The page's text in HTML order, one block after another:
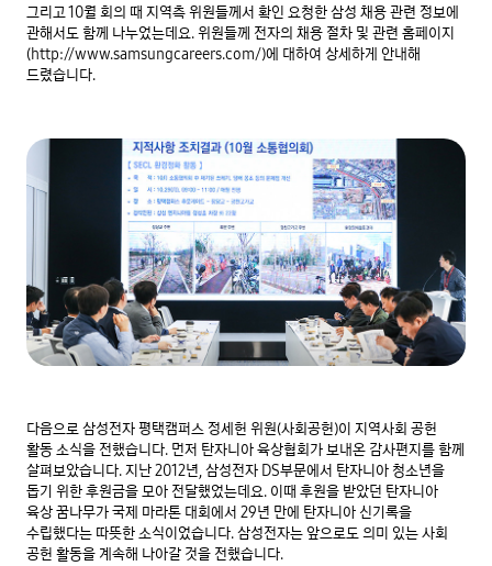
그리고 10월 회의 때 지역측 위원들께서 확인 요청한 삼성 채용 관련 정보에
관해서도 함께 나누었는데요. 위원들께 전자의 채용 절차 및 관련 홈페이지
(http://www.samsungcareers.com/)에 대하여 상세하게 안내해
드렸습니다.
다음으로 삼성전자 평택캠퍼스 정세헌 위원(사회공헌)이 지역사회 공헌
활동 소식을 전했습니다. 먼저 탄자니아 육상협회가 보내온 감사편지를 함께
살펴보았습니다. 지난 2012년, 삼성전자 DS부문에서 탄자니아 청소년을
돕기 위한 후원금을 모아 전달했었는데요. 이때 후원을 받았던 탄자니아
육상 꿈나무가 국제 마라톤 대회에서 29년 만에 탄자니아 신기록을
수립했다는 따뜻한 소식이었습니다. 삼성전자는 앞으로도 의미 있는 사회
공헌 활동을 계속해 나아갈 것을 전했습니다.